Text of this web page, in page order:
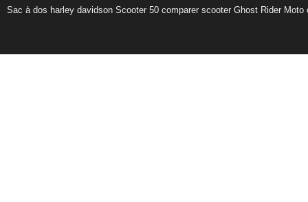
Sac à dos harley davidson Scooter 50 comparer scooter Ghost Rider Moto